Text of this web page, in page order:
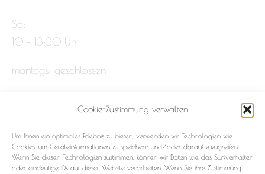
Cookie-Zustimmung verwalten
Um Ihnen ein optimales Erlebnis zu bieten, verwenden wir Technologien wie
Cookies, um Geräteinformationen zu speichern und/oder darauf zuzugreifen.
Wenn Sie diesen Technologien zustimmen, können wir Daten wie das Surfverhalten
oder eindeutige IDs auf dieser Website verarbeiten. Wenn Sie ihre Zustimmung
Sa:
10 – 13:30 Uhr
montags: geschlossen
Datenschutz